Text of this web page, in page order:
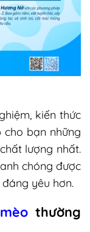
kiến thức
bạn những
lượng nhất.
chóng được
yêu hơn.
thường